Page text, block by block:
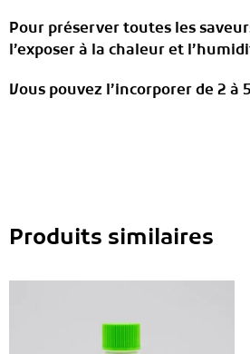
Pour préserver toutes les
l’exposer à la chaleur et
Vous pouvez l’incorporer de 2 à
Produits similaires